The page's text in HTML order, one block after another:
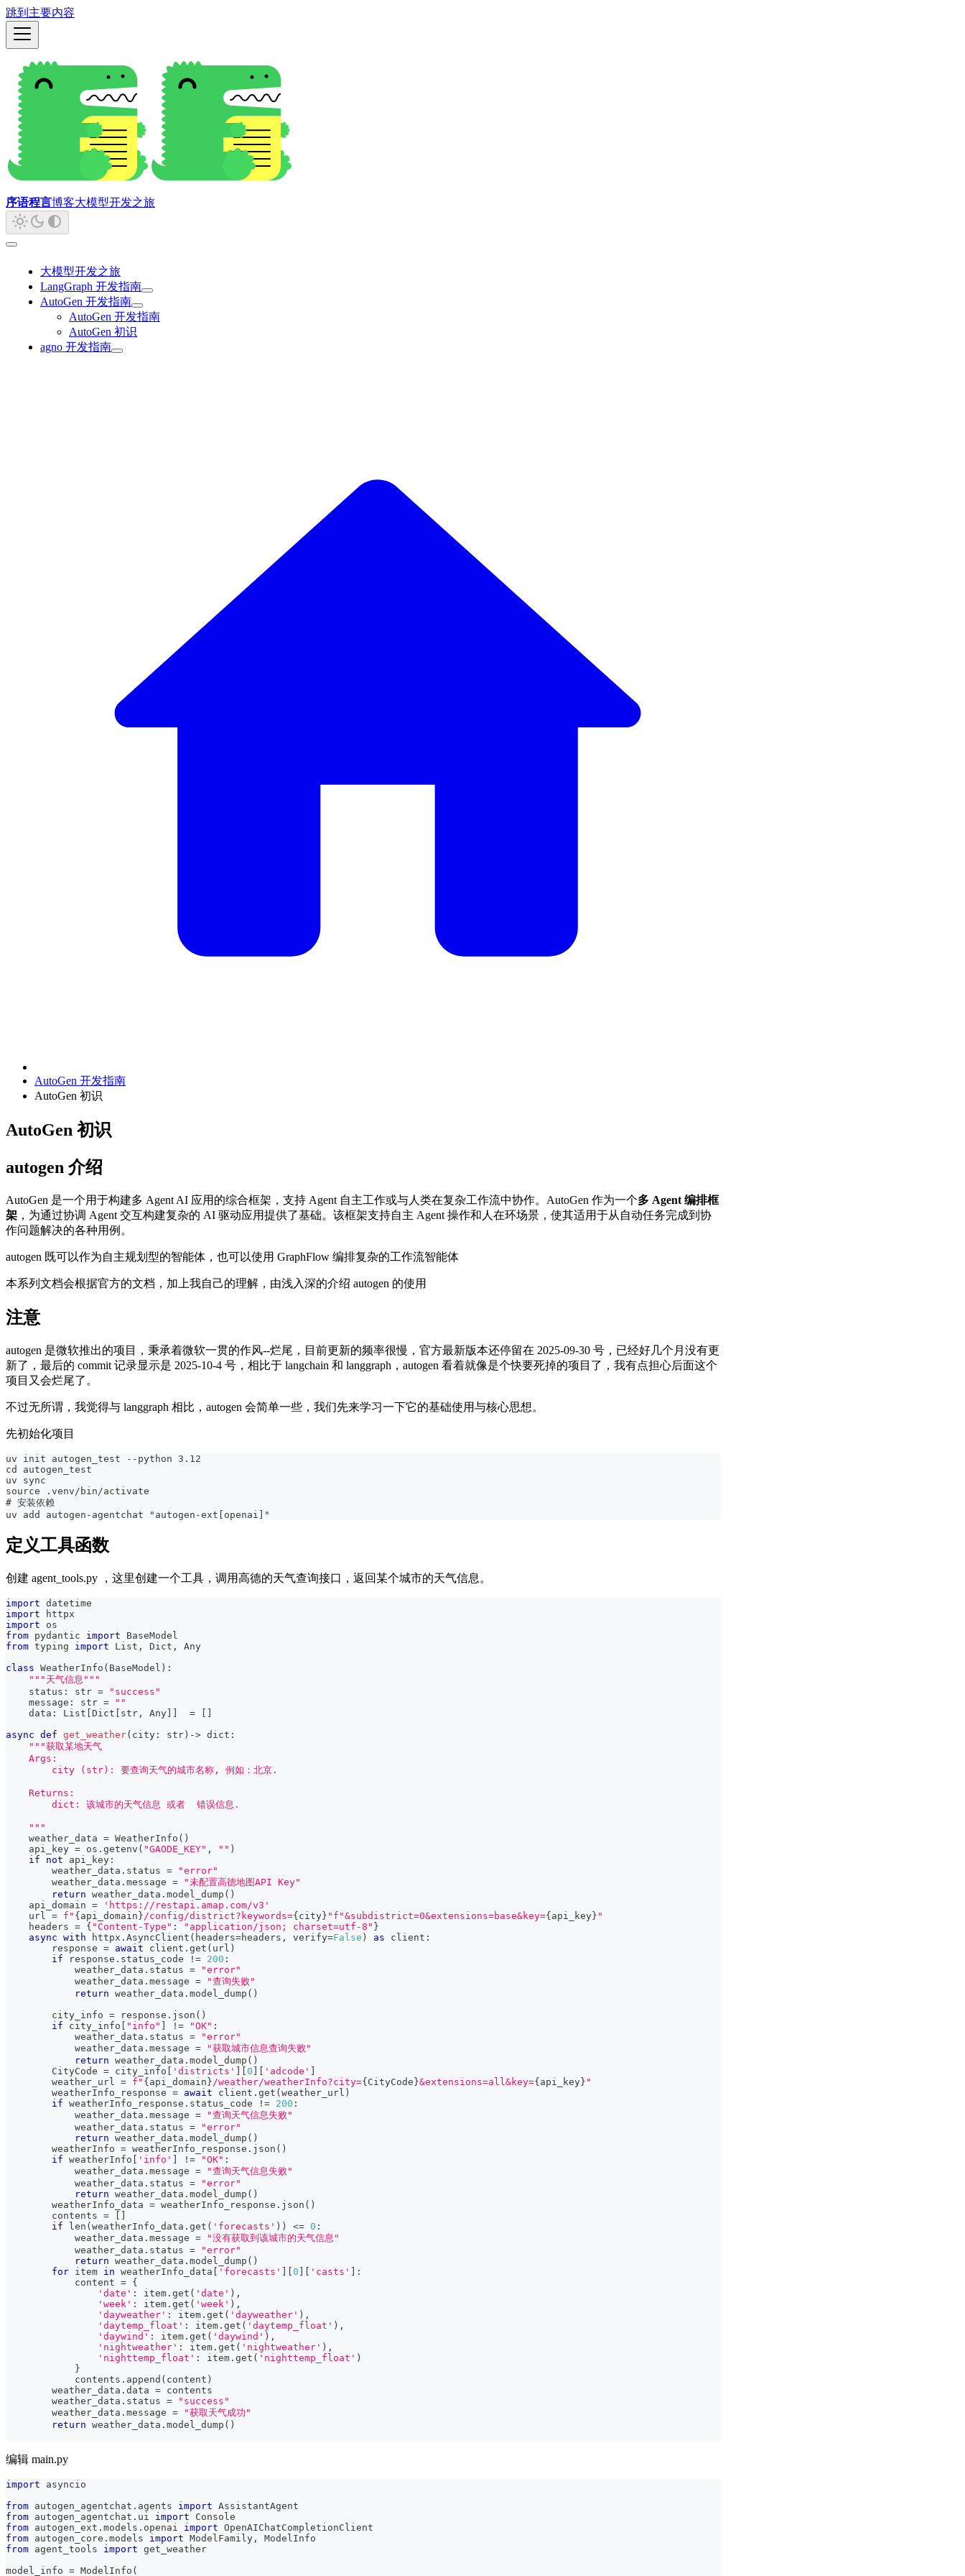
跳到主要内容
序语程言博客大模型开发之旅
大模型开发之旅
LangGraph 开发指南
AutoGen 开发指南
AutoGen 开发指南
AutoGen 初识
agno 开发指南
AutoGen 开发指南
AutoGen 初识
AutoGen 初识
autogen 介绍
AutoGen 是一个用于构建多 Agent AI 应用的综合框架，支持 Agent 自主工作或与人类在复杂工作流中协作。AutoGen 作为一个多 Agent 编排框
架 ，为通过协调 Agent 交互构建复杂的 AI 驱动应用提供了基础。该框架支持自主 Agent 操作和人在环场景，使其适用于从自动任务完成到协
作问题解决的各种用例。
autogen 既可以作为自主规划型的智能体，也可以使用 GraphFlow 编排复杂的工作流智能体
本系列文档会根据官方的文档，加上我自己的理解，由浅入深的介绍 autogen 的使用
注意
autogen 是微软推出的项目，秉承着微软一贯的作风--烂尾，目前更新的频率很慢，官方最新版本还停留在 2025-09-30 号，已经好几个月没有更
新了，最后的 commit 记录显示是 2025-10-4 号，相比于 langchain 和 langgraph，autogen 看着就像是个快要死掉的项目了，我有点担心后面这个
项目又会烂尾了。
不过无所谓，我觉得与 langgraph 相比，autogen 会简单一些，我们先来学习一下它的基础使用与核心思想。
先初始化项目
uv init autogen_test --python 3.12
cd autogen_test
uv sync
source .venv/bin/activate
# 安装依赖
uv add autogen-agentchat "autogen-ext[openai]"
定义工具函数
创建 agent_tools.py ，这里创建一个工具，调用高德的天气查询接口，返回某个城市的天气信息。
import datetime
import httpx
import os
from pydantic import BaseModel
from typing import List , Dict ,
Any
class WeatherInfo ( BaseModel ) :
"""天气信息"""
    status
: str =
"success"
    message
: str =
""
    data
: List Dict str , Any =
async def get_weather( city : str ) -> dict :
"""获取某地天气
    Args:
        city (str): 要查询天气的城市名称, 例如：北京.
    Returns:
        dict: 该城市的天气信息 或者  错误信息.
    """
    weather_data
= WeatherInfo ( )
    api_key
= os . getenv ( "GAODE_KEY" , "" )
if
not api_key :
        weather_data
. status =
"error"
        weather_data
. message =
"未配置高德地图API Key"
return weather_data . model_dump ( )
    api_domain
=
'https://restapi.amap.com/v3'
    url
= f" { api_domain }/config/district?keywords={ city } " f"&subdistrict=0&extensions=base&key={ api_key } "
    headers
= { "Content-Type" : "application/json; charset=utf-8" }
async with httpx . AsyncClient ( headers=headers , verify=False ) as client :
        response
= await client . get ( url )
if response . status_code != 200 :
            weather_data
. status =
"error"
            weather_data
. message =
"查询失败"
return weather_data . model_dump ( )
        city_info
= response . json ( )
if city_info "info" != "OK" :
            weather_data
. status =
"error"
            weather_data
. message =
"获取城市信息查询失败"
return weather_data . model_dump ( )
        CityCode
= city_info 'districts' 0 'adcode'
        weather_url
= f" { api_domain }/weather/weatherInfo?city={ CityCode }&extensions=all&key={ api_key } "
        weatherInfo_response
= await client . get ( weather_url )
if weatherInfo_response . status_code != 200 :
            weather_data
. message =
"查询天气信息失败"
            weather_data
. status =
"error"
return weather_data . model_dump ( )
        weatherInfo
= weatherInfo_response . json ( )
if weatherInfo 'info' != "OK" :
            weather_data
. message =
"查询天气信息失败"
            weather_data
. status =
"error"
return weather_data . model_dump ( )
        weatherInfo_data
= weatherInfo_response . json ( )
        contents
=
if
len ( weatherInfo_data . get ( 'forecasts' ) ) <= 0 :
            weather_data
. message =
"没有获取到该城市的天气信息"
            weather_data
. status =
"error"
return weather_data . model_dump ( )
for item in weatherInfo_data 'forecasts' 0 'casts'
:
            content
= {
'date' : item . get ( 'date' ) ,
'week' : item . get ( 'week' ) ,
'dayweather' : item . get ( 'dayweather' ) ,
'daytemp_float' : item . get ( 'daytemp_float' ) ,
'daywind' : item . get ( 'daywind' ) ,
'nightweather' : item . get ( 'nightweather' ) ,
'nighttemp_float' : item . get ( 'nighttemp_float' )
}
            contents
. append ( content )
        weather_data
. data = contents
        weather_data
. status =
"success"
        weather_data
. message =
"获取天气成功"
return weather_data . model_dump ( )
编辑 main.py
import asyncio
from autogen_agentchat . agents import AssistantAgent
from autogen_agentchat . ui import Console
from autogen_ext . models . openai import OpenAIChatCompletionClient
from autogen_core . models import ModelFamily ,
ModelInfo
from agent_tools import get_weather
model_info = ModelInfo (